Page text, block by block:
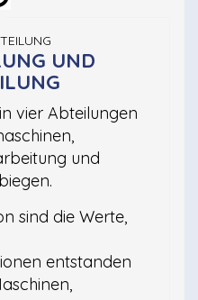
UND
vier Abteilungen
und
sind die Werte,
entstanden